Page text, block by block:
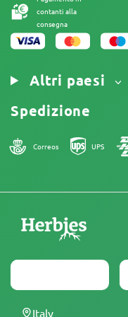
contanti alla
consegna
Altri paesi
Spedizione
Correos UPS
Italy